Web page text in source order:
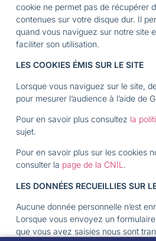
cookie ne permet pas de récupérer
contenues sur votre disque dur. Il
quand vous naviguez sur notre site
faciliter son utilisation.
LES COOKIES ÉMIS SUR LE SITE
Lorsque vous naviguez sur le site,
pour mesurer l’audience à l’aide de
Pour en savoir plus consultez la
sujet.
Pour en savoir plus sur les cookies
consulter la page de la CNIL .
LES DONNÉES RECUEILLIES SUR
Aucune donnée personnelle n’est
Lorsque vous envoyez un
que vous avez saisies nous sont